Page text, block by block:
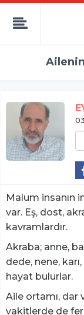
Malum insanın
var. Eş, dost,
kavramlardır.
Akraba; anne,
dede, nene,
hayat bulurlar.
Aile ortamı,
vakitlerde de